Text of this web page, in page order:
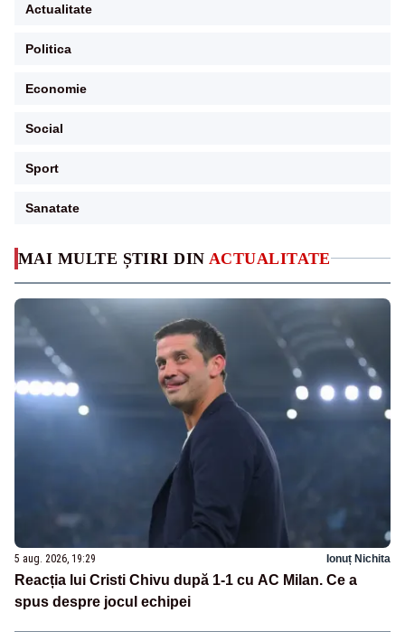
MAI MULTE ȘTIRI DIN ACTUALITATE
5 aug. 2026, 19:29 Ionuț Nichita
Reacția lui Cristi Chivu după 1-1 cu AC Milan. Ce a
spus despre jocul echipei
Actualitate
Politica
Economie
Social
Sport
Sanatate